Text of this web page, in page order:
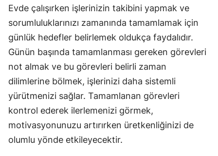
Evde çalışırken işlerinizin takibini yapmak ve
sorumluluklarınızı zamanında tamamlamak için
günlük hedefler belirlemek oldukça faydalıdır.
Günün başında tamamlanması gereken görevleri
not almak ve bu görevleri belirli zaman
dilimlerine bölmek, işlerinizi daha sistemli
yürütmenizi sağlar. Tamamlanan görevleri
kontrol ederek ilerlemenizi görmek,
motivasyonunuzu artırırken üretkenliğinizi de
olumlu yönde etkileyecektir.